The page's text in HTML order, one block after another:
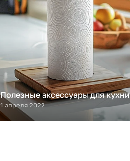
1 апреля 2022
Полезные аксессуары для кухни